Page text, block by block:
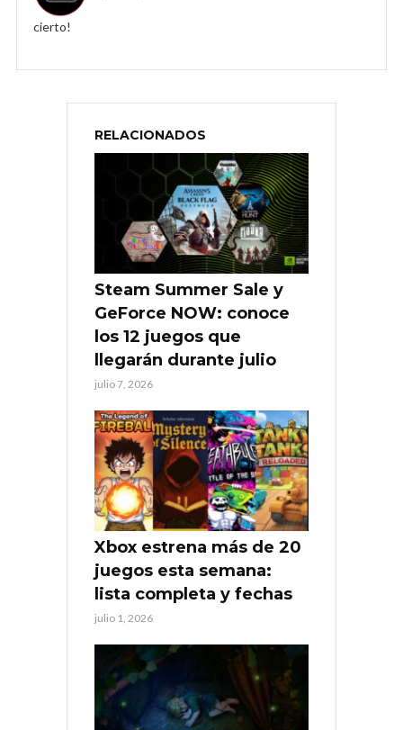
cierto!
RELACIONADOS
Steam Summer Sale y
GeForce NOW: conoce
los 12 juegos que
llegarán durante julio
julio 7, 2026
Xbox estrena más de 20
juegos esta semana:
lista completa y fechas
julio 1, 2026